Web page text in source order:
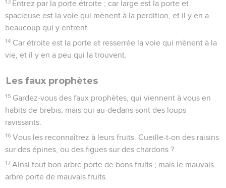
13 Entrez par la porte étroite ; car large est la porte et
spacieuse est la voie qui mènent à la perdition, et il y en a
beaucoup qui y entrent.
14 Car étroite est la porte et resserrée la voie qui mènent à la
vie, et il y en a peu qui la trouvent.
Les faux prophètes
15 Gardez-vous des faux prophètes, qui viennent à vous en
habits de brebis, mais qui au-dedans sont des loups
ravissants.
16 Vous les reconnaîtrez à leurs fruits. Cueille-t-on des raisins
sur des épines, ou des figues sur des chardons ?
17 Ainsi tout bon arbre porte de bons fruits ; mais le mauvais
arbre porte de mauvais fruits.